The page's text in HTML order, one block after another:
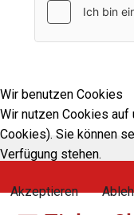
Wir benutzen Cookies
Wir nutzen Cookies
Cookies). Sie können
Verfügung stehen.
Akzeptieren